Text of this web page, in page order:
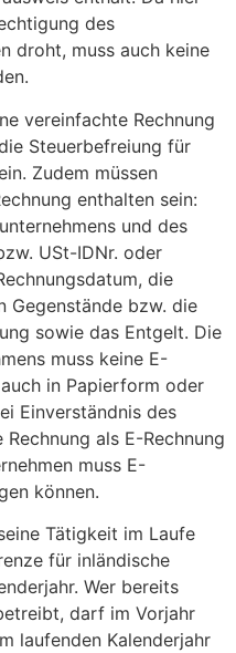
des
droht, muss auch keine
vereinfachte Rechnung
Steuerbefreiung für
Zudem müssen
enthalten sein:
und des
USt-IDNr. oder
die
Gegenstände bzw. die
sowie das Entgelt. Die
muss keine E-
in Papierform oder
Einverständnis des
als E-Rechnung
muss E-
können.
Tätigkeit im Laufe
für inländische
Wer bereits
darf im Vorjahr
laufenden Kalenderjahr